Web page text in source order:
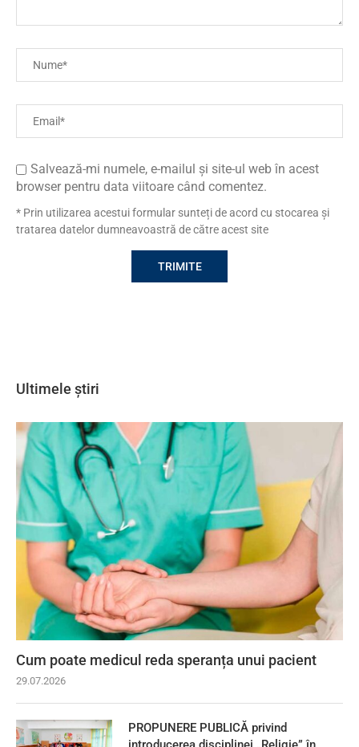
Salvează-mi numele, e-mailul și site-ul web în acest
browser pentru data viitoare când comentez.
* Prin utilizarea acestui formular sunteți de acord cu stocarea și
tratarea datelor dumneavoastră de către acest site
Ultimele știri
Cum poate medicul reda speranța unui pacient
29.07.2026
PROPUNERE PUBLICĂ privind